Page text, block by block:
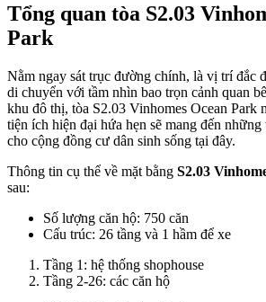
Tổng quan tòa S2.03
Park
Nằm ngay sát trục đường chính, là vị trí đắc
di chuyển với tầm nhìn bao trọn cảnh quan
khu đô thị, tòa S2.03 Vinhomes Ocean Park
tiện ích hiện đại hứa hẹn sẽ mang đến
cho cộng đồng cư dân sinh sống tại đây.
Thông tin cụ thể về mặt bằng S2.03
sau:
Số lượng căn hộ: 750 căn
Cấu trúc: 26 tầng và 1 hầm để xe
Tầng 1: hệ thống shophouse
Tầng 2-26: các căn hộ